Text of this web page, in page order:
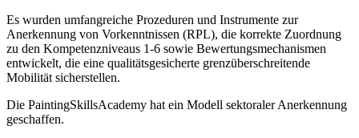
Es wurden umfangreiche Prozeduren und Instrumente zur
Anerkennung von Vorkenntnissen (RPL), die korrekte Zuordnung
zu den Kompetenzniveaus 1-6 sowie Bewertungsmechanismen
entwickelt, die eine qualitätsgesicherte grenzüberschreitende
Mobilität sicherstellen.
Die PaintingSkillsAcademy hat ein Modell sektoraler Anerkennung
geschaffen.